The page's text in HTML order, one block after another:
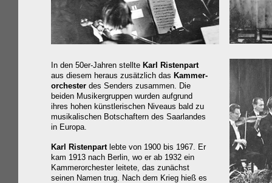
In den 50er-Jahren stellte Karl Ristenpart
aus diesem heraus zusätzlich das Kammer-
orchester des Senders zusammen. Die
beiden Musikergruppen wurden aufgrund
ihres hohen künstlerischen Niveaus bald zu
musikalischen Botschaftern des Saarlandes
in Europa.
Karl Ristenpart lebte von 1900 bis 1967. Er
kam 1913 nach Berlin, wo er ab 1932 ein
Kammerorchester leitete, das zunächst
seinen Namen trug. Nach dem Krieg hieß es